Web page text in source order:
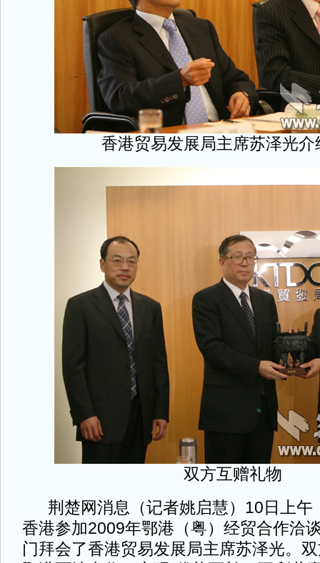
香港贸易发展局主席苏泽光介
双方互赠礼物
荆楚网消息（记者姚启慧）10日上午
香港参加2009年鄂港（粤）经贸合作洽
门拜会了香港贸易发展局主席苏泽光。